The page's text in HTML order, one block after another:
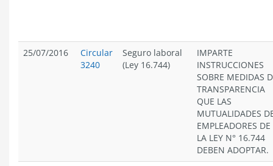
25/07/2016
Circular
3240
Seguro laboral
(Ley 16.744)
IMPARTE
INSTRUCCIONES
SOBRE MEDIDAS
TRANSPARENCIA
QUE LAS
MUTUALIDADES
EMPLEADORES DE
LA LEY N° 16.744
DEBEN ADOPTAR.